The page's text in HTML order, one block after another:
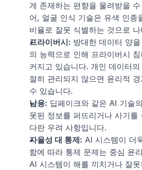
게 존재하는 편향을 물려받을
어, 얼굴 인식 기술은 유색 인종
비율로 잘못 식별하는 것으로
프라이버시: 방대한 데이터 양
의 능력으로 인해 프라이버시
커지고 있습니다. 개인 데이터
절히 관리되지 않으면 윤리적
수 있습니다.
남용: 딥페이크와 같은 AI 기술
못된 정보를 퍼뜨리거나 사기를
다란 우려 사항입니다.
자율성 대 통제: AI 시스템이 더
함에 따라 통제 문제는 중심 윤
AI 시스템이 해를 끼치거나 잘